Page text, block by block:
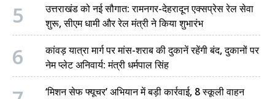
5
उत्तराखंड को नई सौगात: रामनगर-देहरादून एक्सप्रेस रेल सेवा
शुरू, सीएम धामी और रेल मंत्री ने किया शुभारंभ
6
कांवड़ यात्रा मार्ग पर मांस-शराब की दुकानें रहेंगी बंद, दुकानों पर
नेम प्लेट अनिवार्य: मंत्री धर्मपाल सिंह
‘मिशन सेफ फ्यूचर’ अभियान में बड़ी कार्रवाई, 8 स्कूली वाहन